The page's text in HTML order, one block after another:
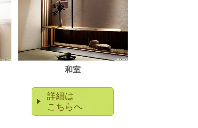
和室
詳細は
こちらへ